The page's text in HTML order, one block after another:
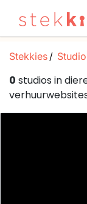
Stekkies
0 studios in